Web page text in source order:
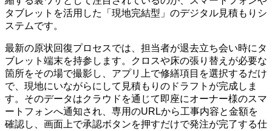
タブレットを活用した「現地完結型」のデジタル見積もりシ
ステムです。
最新の原状回復プロセスでは、担当者が退去立ち会い時にタ
ブレット端末を持参します。クロスや床の張り替えが必要な
箇所をその場で撮影し、アプリ上で修繕項目を選択するだけ
で、現地にいながらにして見積もりのドラフトが完成しま
す。そのデータはクラウドを通じて即座にオーナー様のスマ
ートフォンへ通知され、専用のURLから工事内容と金額を
確認し、画面上で承認ボタンを押すだけで発注が完了する仕